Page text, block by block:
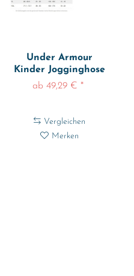
Under Armour
Kinder Jogginghose
Unstoppable Wvn...
ab 49,29 € *
Vergleichen
Merken